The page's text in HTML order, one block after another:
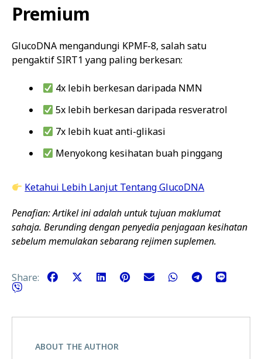
Premium
GlucoDNA mengandungi KPMF-8, salah satu
pengaktif SIRT1 yang paling berkesan:
4x lebih berkesan daripada NMN
5x lebih berkesan daripada resveratrol
7x lebih kuat anti-glikasi
Menyokong kesihatan buah pinggang
Ketahui Lebih Lanjut Tentang GlucoDNA
Penafian: Artikel ini adalah untuk tujuan maklumat
sahaja. Berunding dengan penyedia penjagaan kesihatan
sebelum memulakan sebarang rejimen suplemen.
Share:
ABOUT THE AUTHOR